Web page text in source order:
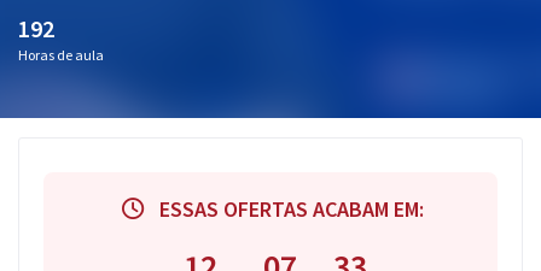
Atendimento
192
Horas de aula
ESSAS OFERTAS ACABAM EM: